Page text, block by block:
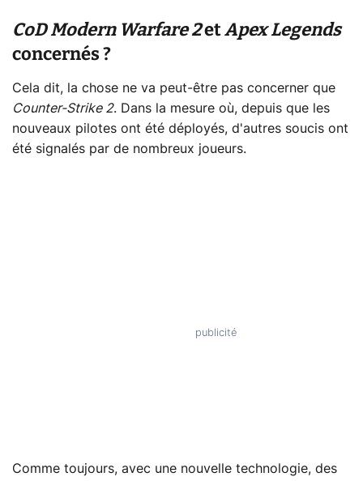
CoD Modern Warfare 2etApex Legends
concernés ?
Cela dit, la chose ne va peut-être pas concerner que
Counter-Strike 2. Dans la mesure où, depuis que les
nouveaux pilotes ont été déployés, d'autres soucis ont
été signalés par de nombreux joueurs.
Comme toujours, avec une nouvelle technologie, des